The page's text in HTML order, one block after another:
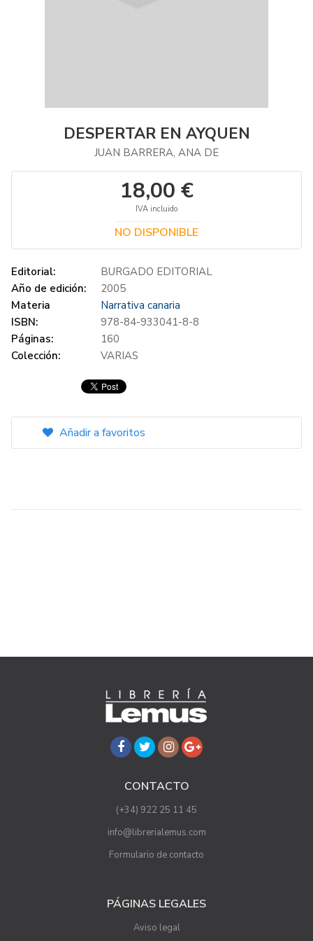
DESPERTAR EN AYQUEN
JUAN BARRERA, ANA DE
18,00 €
IVA incluido
NO DISPONIBLE
Editorial:
BURGADO EDITORIAL
Año de edición:
2005
Materia
Narrativa canaria
ISBN:
978-84-933041-8-8
Páginas:
160
Colección:
VARIAS
Añadir a favoritos
CONTACTO
(+34) 922 25 11 45
info@librerialemus.com
Formulario de contacto
PÁGINAS LEGALES
Aviso legal